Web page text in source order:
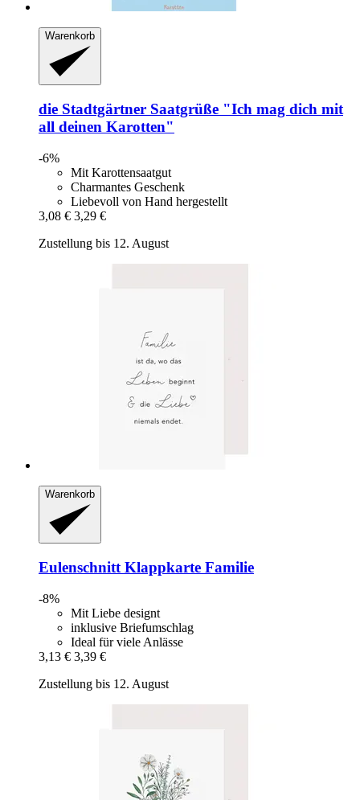
Warenkorb
die Stadtgärtner Saatgrüße "Ich mag dich mit
all deinen Karotten"
-6%
Mit Karottensaatgut
Charmantes Geschenk
Liebevoll von Hand hergestellt
3,08 € 3,29 €
Zustellung bis 12. August
Warenkorb
Eulenschnitt Klappkarte Familie
-8%
Mit Liebe designt
inklusive Briefumschlag
Ideal für viele Anlässe
3,13 € 3,39 €
Zustellung bis 12. August